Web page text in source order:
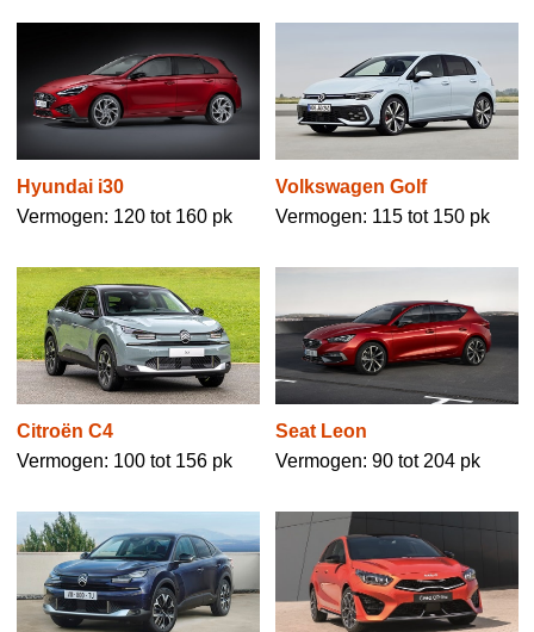
Hyundai i30
Vermogen: 120 tot 160 pk
Volkswagen Golf
Vermogen: 115 tot 150 pk
Citroën C4
Vermogen: 100 tot 156 pk
Seat Leon
Vermogen: 90 tot 204 pk